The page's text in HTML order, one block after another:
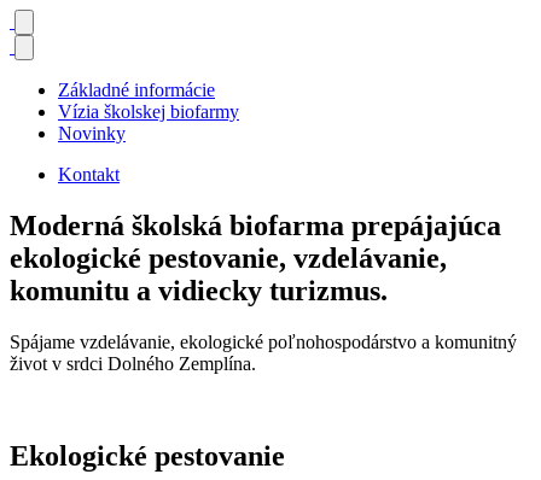
Základné informácie
Vízia školskej biofarmy
Novinky
Kontakt
Moderná školská biofarma prepájajúca
ekologické pestovanie, vzdelávanie,
komunitu a vidiecky turizmus.
Spájame vzdelávanie, ekologické poľnohospodárstvo a komunitný
život v srdci Dolného Zemplína.
Ekologické pestovanie